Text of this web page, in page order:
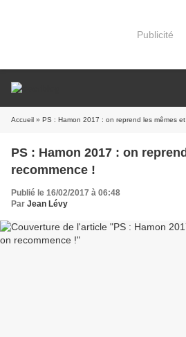
Publicité
Accueil » PS : Hamon 2017 : on reprend les mêmes
PS : Hamon 2017 : on
recommence !
Publié le 16/02/2017 à 06:48
Par Jean Lévy